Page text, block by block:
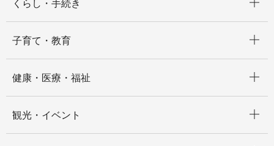
くらし・手続き
子育て・教育
健康・医療・福祉
観光・イベント